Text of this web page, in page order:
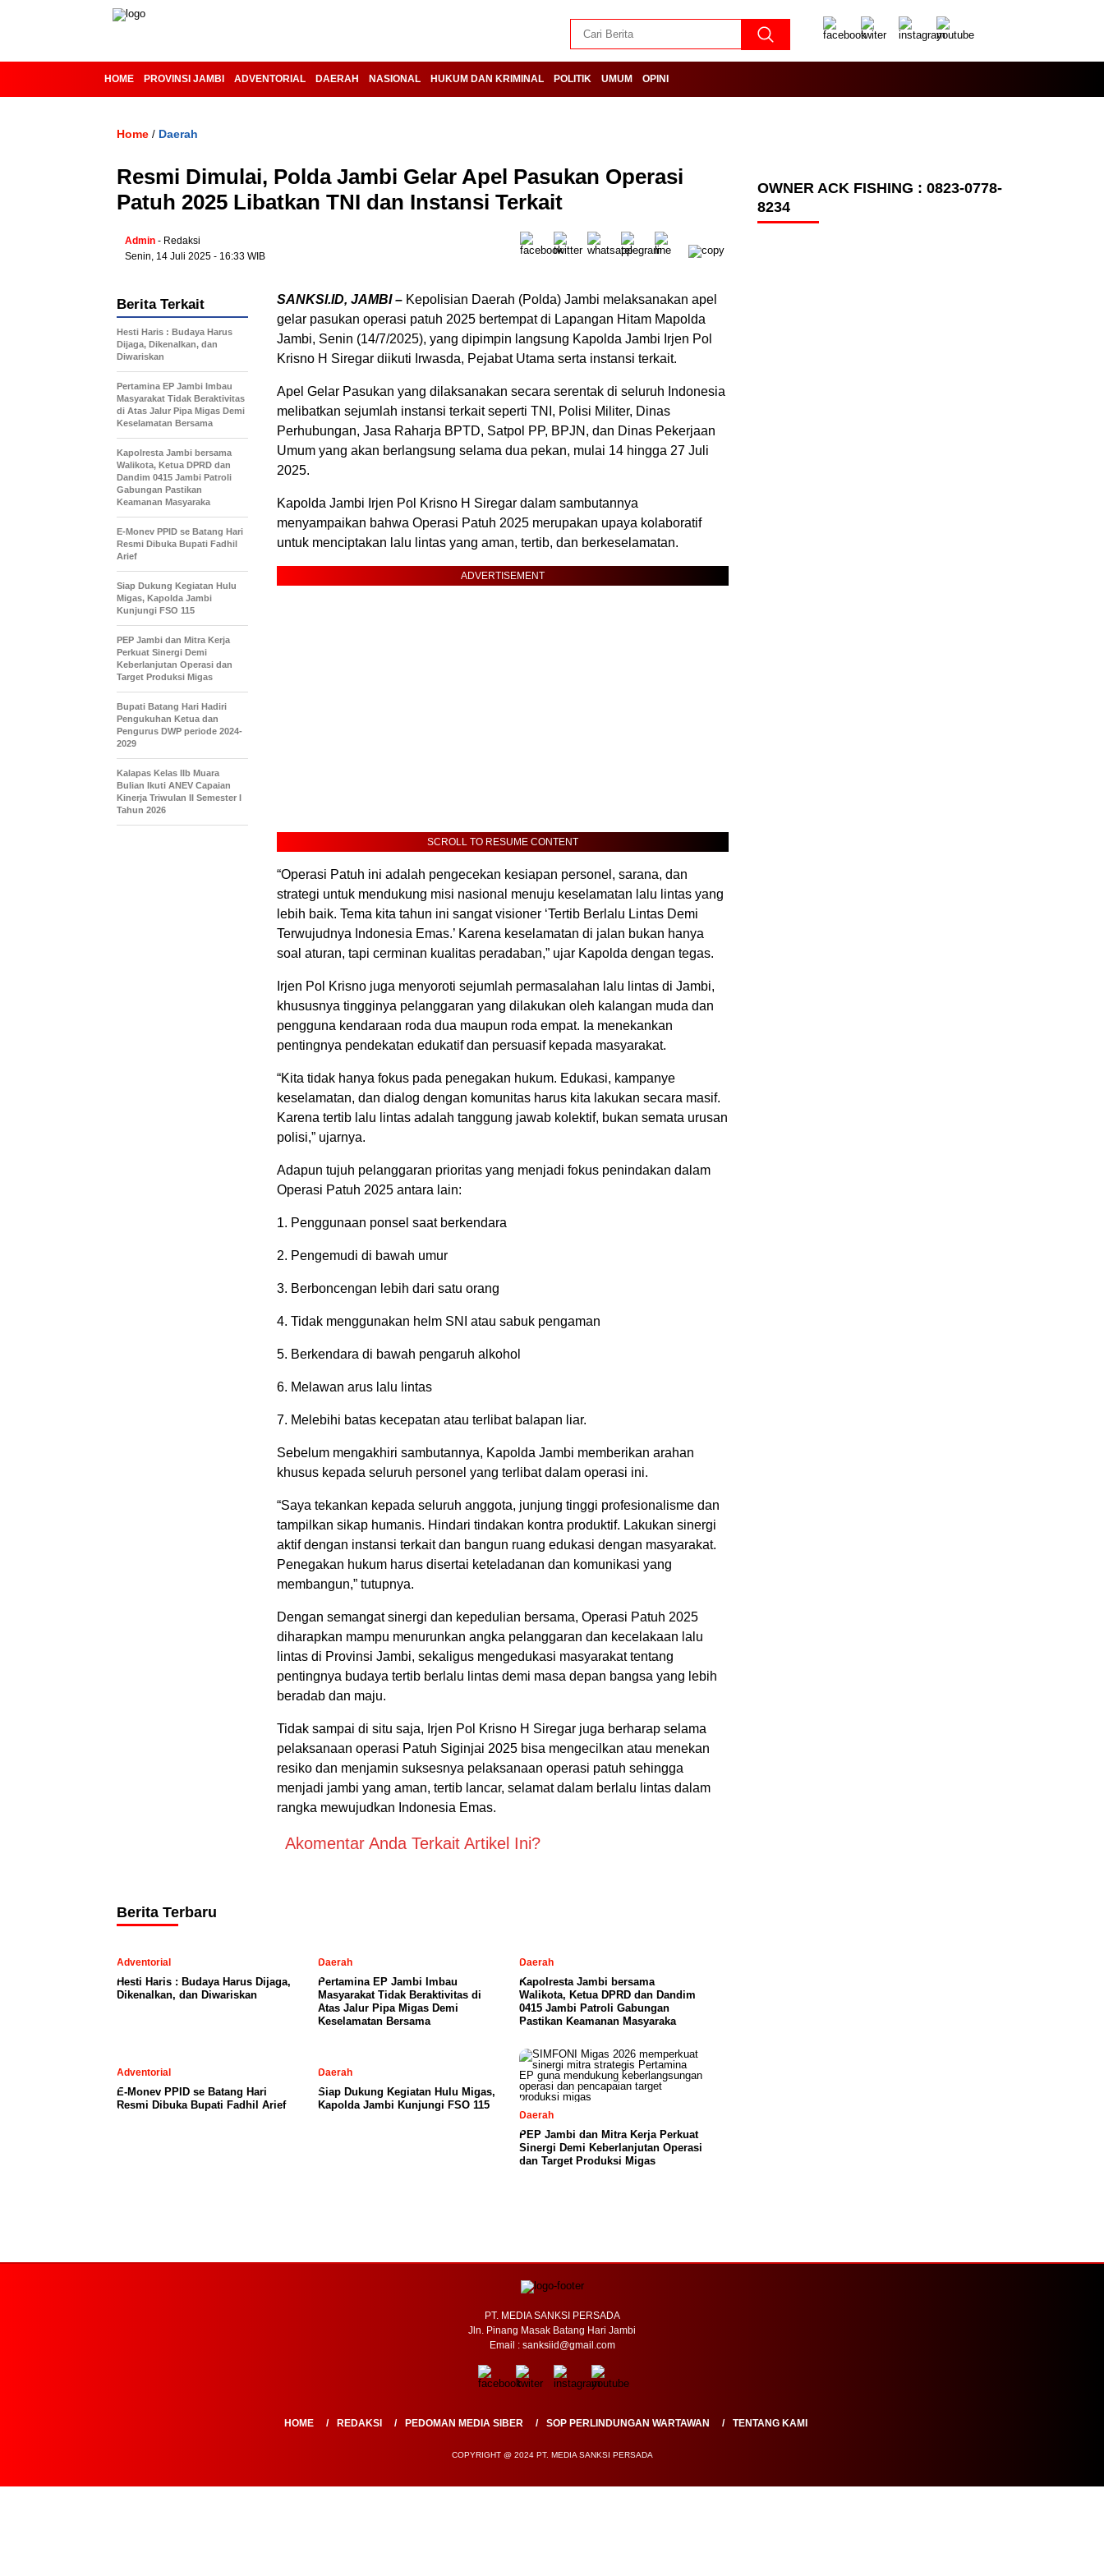
HOME PROVINSI JAMBI ADVENTORIAL DAERAH NASIONAL HUKUM DAN KRIMINAL POLITIK UMUM OPINI
Home / Daerah
Resmi Dimulai, Polda Jambi Gelar Apel Pasukan Operasi
Patuh 2025 Libatkan TNI dan Instansi Terkait
Admin - Redaksi
Senin, 14 Juli 2025 - 16:33 WIB
SANKSI.ID, JAMBI – Kepolisian Daerah (Polda) Jambi melaksanakan apel
gelar pasukan operasi patuh 2025 bertempat di Lapangan Hitam Mapolda
Jambi, Senin (14/7/2025), yang dipimpin langsung Kapolda Jambi Irjen Pol
Krisno H Siregar diikuti Irwasda, Pejabat Utama serta instansi terkait.
Apel Gelar Pasukan yang dilaksanakan secara serentak di seluruh Indonesia
melibatkan sejumlah instansi terkait seperti TNI, Polisi Militer, Dinas
Perhubungan, Jasa Raharja BPTD, Satpol PP, BPJN, dan Dinas Pekerjaan
Umum yang akan berlangsung selama dua pekan, mulai 14 hingga 27 Juli
2025.
Kapolda Jambi Irjen Pol Krisno H Siregar dalam sambutannya
menyampaikan bahwa Operasi Patuh 2025 merupakan upaya kolaboratif
untuk menciptakan lalu lintas yang aman, tertib, dan berkeselamatan.
ADVERTISEMENT
SCROLL TO RESUME CONTENT
“Operasi Patuh ini adalah pengecekan kesiapan personel, sarana, dan
strategi untuk mendukung misi nasional menuju keselamatan lalu lintas yang
lebih baik. Tema kita tahun ini sangat visioner ‘Tertib Berlalu Lintas Demi
Terwujudnya Indonesia Emas.’ Karena keselamatan di jalan bukan hanya
soal aturan, tapi cerminan kualitas peradaban,” ujar Kapolda dengan tegas.
Irjen Pol Krisno juga menyoroti sejumlah permasalahan lalu lintas di Jambi,
khususnya tingginya pelanggaran yang dilakukan oleh kalangan muda dan
pengguna kendaraan roda dua maupun roda empat. Ia menekankan
pentingnya pendekatan edukatif dan persuasif kepada masyarakat.
“Kita tidak hanya fokus pada penegakan hukum. Edukasi, kampanye
keselamatan, dan dialog dengan komunitas harus kita lakukan secara masif.
Karena tertib lalu lintas adalah tanggung jawab kolektif, bukan semata urusan
polisi,” ujarnya.
Adapun tujuh pelanggaran prioritas yang menjadi fokus penindakan dalam
Operasi Patuh 2025 antara lain:
1. Penggunaan ponsel saat berkendara
2. Pengemudi di bawah umur
3. Berboncengan lebih dari satu orang
4. Tidak menggunakan helm SNI atau sabuk pengaman
5. Berkendara di bawah pengaruh alkohol
6. Melawan arus lalu lintas
7. Melebihi batas kecepatan atau terlibat balapan liar.
Sebelum mengakhiri sambutannya, Kapolda Jambi memberikan arahan
khusus kepada seluruh personel yang terlibat dalam operasi ini.
“Saya tekankan kepada seluruh anggota, junjung tinggi profesionalisme dan
tampilkan sikap humanis. Hindari tindakan kontra produktif. Lakukan sinergi
aktif dengan instansi terkait dan bangun ruang edukasi dengan masyarakat.
Penegakan hukum harus disertai keteladanan dan komunikasi yang
membangun,” tutupnya.
Dengan semangat sinergi dan kepedulian bersama, Operasi Patuh 2025
diharapkan mampu menurunkan angka pelanggaran dan kecelakaan lalu
lintas di Provinsi Jambi, sekaligus mengedukasi masyarakat tentang
pentingnya budaya tertib berlalu lintas demi masa depan bangsa yang lebih
beradab dan maju.
Tidak sampai di situ saja, Irjen Pol Krisno H Siregar juga berharap selama
pelaksanaan operasi Patuh Siginjai 2025 bisa mengecilkan atau menekan
resiko dan menjamin suksesnya pelaksanaan operasi patuh sehingga
menjadi jambi yang aman, tertib lancar, selamat dalam berlalu lintas dalam
rangka mewujudkan Indonesia Emas.
Akomentar Anda Terkait Artikel Ini?
Berita Terkait
Hesti Haris : Budaya Harus
Dijaga, Dikenalkan, dan
Diwariskan
Pertamina EP Jambi Imbau
Masyarakat Tidak Beraktivitas
di Atas Jalur Pipa Migas Demi
Keselamatan Bersama
Kapolresta Jambi bersama
Walikota, Ketua DPRD dan
Dandim 0415 Jambi Patroli
Gabungan Pastikan
Keamanan Masyaraka
E-Monev PPID se Batang Hari
Resmi Dibuka Bupati Fadhil
Arief
Siap Dukung Kegiatan Hulu
Migas, Kapolda Jambi
Kunjungi FSO 115
PEP Jambi dan Mitra Kerja
Perkuat Sinergi Demi
Keberlanjutan Operasi dan
Target Produksi Migas
Bupati Batang Hari Hadiri
Pengukuhan Ketua dan
Pengurus DWP periode 2024-
2029
Kalapas Kelas IIb Muara
Bulian Ikuti ANEV Capaian
Kinerja Triwulan II Semester I
Tahun 2026
Berita Terbaru
Adventorial
Hesti Haris : Budaya Harus Dijaga,
Dikenalkan, dan Diwariskan
Daerah
Pertamina EP Jambi Imbau
Masyarakat Tidak Beraktivitas di
Atas Jalur Pipa Migas Demi
Keselamatan Bersama
Daerah
Kapolresta Jambi bersama
Walikota, Ketua DPRD dan Dandim
0415 Jambi Patroli Gabungan
Pastikan Keamanan Masyaraka
Adventorial
E-Monev PPID se Batang Hari
Resmi Dibuka Bupati Fadhil Arief
Daerah
Siap Dukung Kegiatan Hulu Migas,
Kapolda Jambi Kunjungi FSO 115
Daerah
PEP Jambi dan Mitra Kerja Perkuat
Sinergi Demi Keberlanjutan Operasi
dan Target Produksi Migas
OWNER ACK FISHING : 0823-0778-
8234
PT. MEDIA SANKSI PERSADA
Jln. Pinang Masak Batang Hari Jambi
Email : sanksiid@gmail.com
HOME REDAKSI PEDOMAN MEDIA SIBER SOP PERLINDUNGAN WARTAWAN TENTANG KAMI
COPYRIGHT @ 2024 PT. MEDIA SANKSI PERSADA